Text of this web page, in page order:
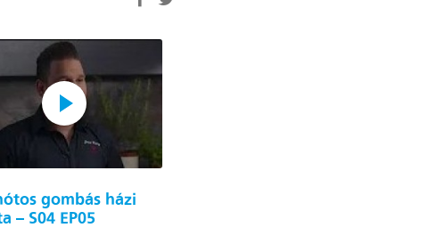
gombás házi
– S04 EP05